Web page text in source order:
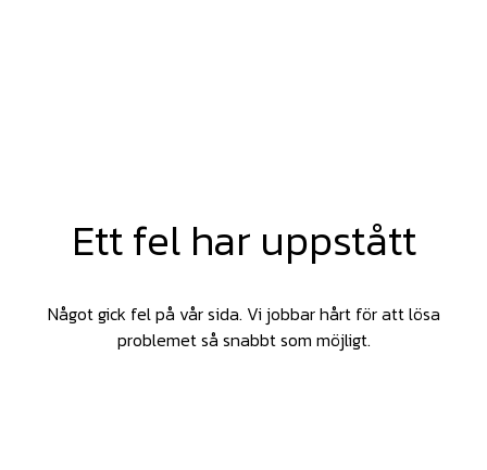
Ett fel har uppstått
Något gick fel på vår sida. Vi jobbar hårt för att lösa
problemet så snabbt som möjligt.